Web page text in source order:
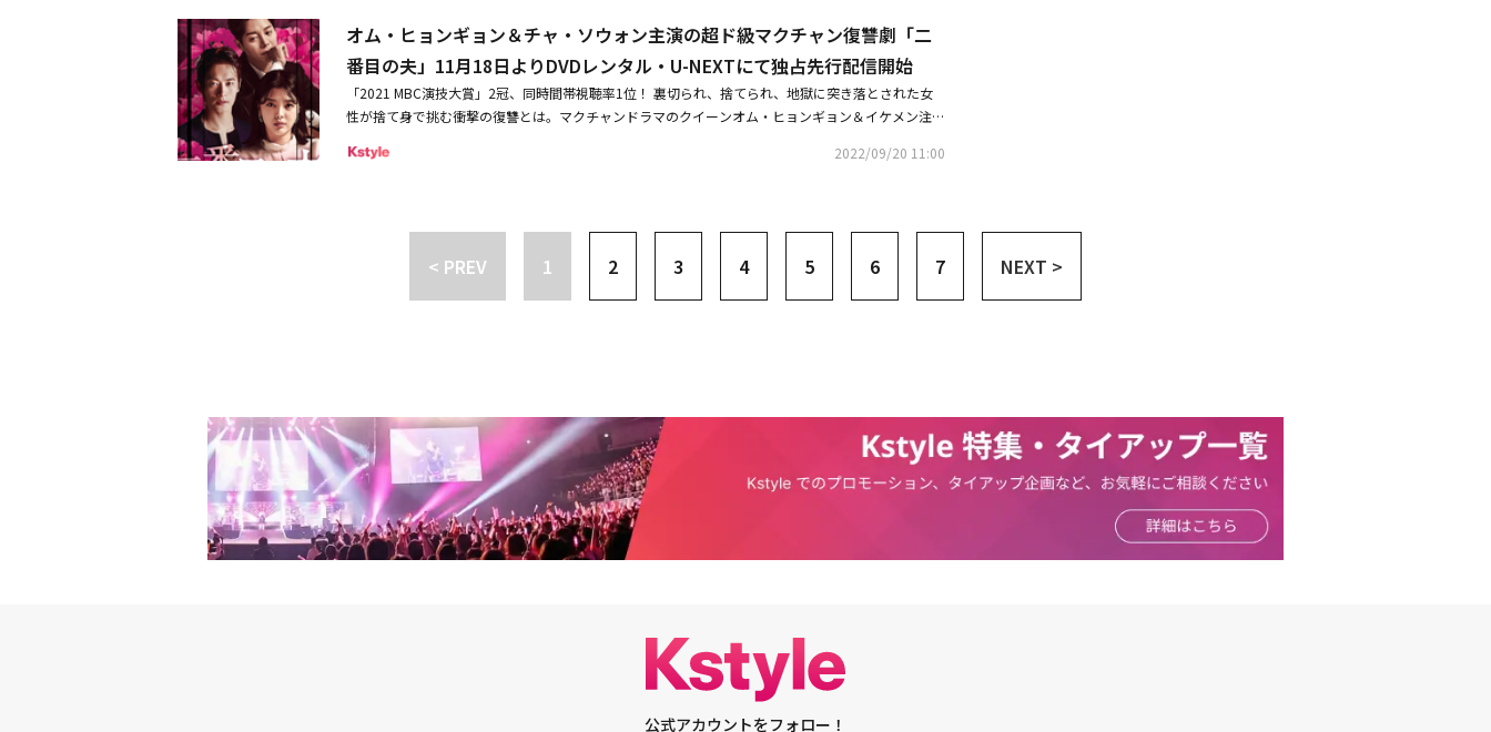
「暴力女」と思い込む最悪の出会いだったが、徐々に二人の仲は近づいていく。ソナの事情を知り腹
違いの妹ジェギョンの悪事を知った時、ソナの復讐の協力者に、そして恋人へと関係は発展してい
く。だが、ジェミンが「二番目の夫」になるには、越えることのできない障害がひそんでいた。4年
後、ソナが仮釈放されて出獄する。流産を隠すためにフランスに渡っていたジェギョンとサンヒョク
は、財閥のトップであるジェギョンの父を騙すため養子を実子だと偽り帰国する。また、ジェミンも
米国支社から帰国し、ついにジェギョンとサンヒョクに対するソナの復讐戦が幕を開ける。秘密と
息子のジェミン、ジェギョンとサンヒョクの娘夫妻を屋敷に住まわせ、夕食は屋敷の食堂で共にす
捨ててそれを助ける者、血縁を信じた者の没落。最終話まで、まさに目が離せないドラマだ。執筆：
大塚毅彦（翻訳家）■リリース情報「二番目の夫」U-NEXTにて独占先行配信中◯レンタルDVDVol.1
～27好評リリース中3月3日（金）Vol.28～36リリース以降Vol.54まで順次リリース発売・販売元：N
BCユニバーサル・エンターテイメント（C）2021MBC【キャスト】オム・ヒョンギョン「復讐の花
束をあなたに」「ファイティン♡ガール！～Miss Lee～」チャ・ソウォン「ファイティン♡ガール！
～Miss Lee～」ハン・ギウン「最後まで愛」「推理の女王」オ・スンア「秘密と嘘」「不滅の恋人」
イアリー」放送日時：【＃1～＃8】1/2（月）後6:00～【＃9～＃16（終）】1/3（火）後6:00～全1
6話 ※#1、＃2は無料放送 / スカパー！番組配信出演：ユン・シユン、チョン・インソン、パク・ソ
ンフン、イ・ハヌィ、ファン・ヒョウン「二番目の夫」※ベーシック初放送放送日時：1/9（月）ス
タート！ 毎週（月）～（金）後11:30～ 他全150話 / スカパー！番組配信出演：オム・ヒョンギョ
ン、チャ・ソウォン、ハン・ギウン、オ・スンア「Oh！ご主人様～恋が出来ない僕とカノジョの同
居生活～」※ベーシック初放送放送日時：1/10（火）スタート！ 毎週（火）（水）後3:20～ 他全16
話 / スカパー！番組配信出演：イ・ミンギ、ナナ（AFTERSCHOOL）、カン・ミンヒョク（CNBLU
「アンダーカバー（原題）」放送日時：1/12（木）スタート！ 毎週（水）～（金）後0:00～全16話
/ スカパー！番組配信出演：チ・ジニ、キム・ヒョンジュ、ヨン・ウジン、ハン・ソナ、ホ・ジュ
ッキ】朝の韓ドラ放送日時：1/24（火）スタート！ 毎週（月）～（金）前7:00～全21話 ※再放送な
された。本作でヒロインを演じるのは、「被告人」「復讐の花束をあなたに」など復讐劇のヒット作
でお馴染みのオム・ヒョンギョン。愛らしい女性から魔性の女に変身し、一人二役で別人の仮面をか
ぶって復讐相手を翻弄するなど、毎回見せる痛烈な反撃ぶりに視聴者からのエールが殺到！ 彼女を
支える心優しい青年を演じるのは、「ファイティン♡ガール！～Miss Lee～」以来オム・ヒョンギョ
ウォンが出ているから見る」というファンが急増するほど大ブレイク！ ミュージカルで活躍する彼
（ハン・ギウン）と2人だけの結婚式を挙げ、子供も授かったソナ（オム・ヒョンギョン）。ところ
がサンヒョクは彼女を捨てて、財閥の令嬢ジェギョン（オ・スンア）と結婚。追い討ちをかけるよう
讐、陰謀に次ぐ陰謀と、毎回、想像を遥かに超えたローラーコースター展開が視聴者を釘付けにし
て、同時間帯視聴率1位を記録！ 復讐と2度目のロマンスを巡って波瀾万丈のストーリーが暴走する
ドロドロ復讐エンターテイメントの最新傑作がついに登場！裏切られ、捨てられ、地獄に突き落とさ
れた女性が捨て身で挑む衝撃の復讐劇「二番目の夫」は11月18日リリース。■リリース情報「二番
目の夫」Vol.1～9 2022年11月18日（金）レンタル開始以降、Vol.54 まで順次リリース※U-NEXT
にて11月18日（金）より独占先行配信開始！発売・販売元：NBCユニバーサル・エンターテイメン
ト©2021MBC公式サイト：https://kandera.jp/sp/nibanme/予告編：https://youtu.be/RyiJLtcSshc
ョンギョン）が殺人の容疑で逮捕される衝撃的なシーンから始まる第1話。刑務所に入れられたソナ
は、必ず真犯人を見つけ出し無念を晴らすと誓うが。明るくて正義感のあるソナは、まだ籍は入れて
いない夫ムン・サンヒョク（ハン・ギウン）との間に息子を授かり、サンヒョクの母ヤン・マルジャ
（チェ・ジヨン）と同居していた。ソナが陣痛で病院に運ばれた日、会社の飲み会に出たサンヒョク
は、女性上司のユン・ジェギョン（オ・スンア）の誘惑に負けて、不倫をしていたのだった。あると
き、デパートで女性がスリに遭っているところを見かけたソナは、財布を奪い返すが犯人を逃してし
8：2話収録／ほか：3話収録・Vol.10～18（24～45話）2023年1月6日（金）レンタル開始※Vol.1
／韓国放送：2021.8.9～2022.4.5／MBC発売・販売元：NBCユニバーサル・エンターテイメント
（C）2021MBC※11月18日（金）よりU-NEXTにて独占先行配信開始！■関連サイト「二番目の夫」
公式サイト：https://kandera.jp/sp/nibanme/
オム・ヒョンギョン＆チャ・ソウォン主演の超ド級マクチャン復讐劇「二
番目の夫」11月18日よりDVDレンタル・U-NEXTにて独占先行配信開始
「2021 MBC演技大賞」2冠、同時間帯視聴率1位！ 裏切られ、捨てられ、地獄に突き落とされた女
性が捨て身で挑む衝撃の復讐とは――。マクチャンドラマのクイーンオム・ヒョンギョン＆イケメン注目
と起きる韓国特有のドラマのこと）の爽快・痛快な魅力満載、愛と裏切りの超ド級復讐劇「二番目の
が離せない、愛憎復讐エンターテイメントの最高傑作だ。愛するサンヒョクと2人だけの結婚式を挙
討ちをかけるように、ジェギョンはソナに次々と罠を仕掛け、彼女の大切なもの全てを奪いとる。幸
せを根こそぎ奪われ死ぬより辛い地獄に落とされたソナは、死の淵から蘇ると、ジェギョンとサンヒ
走する、ドロドロ復讐エンターテイメントの最新傑作がついに登場。主演2人が「MBC演技大賞」で
最優秀演技賞をダブル受賞！ヒロインを演じるのは、「被告人」「復讐の花束をあなたに」など復讐
劇のヒット作でお馴染みのオム・ヒョンギョン。愛らしい女性から魔性の女に変身し、一人二役で別
人の仮面をかぶって復讐相手を翻弄するなど、毎回見せる痛烈な反撃ぶりに視聴者からのエールが殺
到！彼女を支える心優しい青年を演じるのは、「ファイティン♡ガール！～Miss Lee～」以来、オ
ム・ヒョンギョンとは2度目の共演となるチェ・ソウォン。本作では凛々しいイケメンぶりを発揮し
て、「チャ・ソウォンが出ているから見る」というファンが急増するほど大ブレイク！ ミュージカ
技賞をダブル受賞という快挙を達成した。（＊）グッドデータコーポレーション調べ＜非ドラマ出演
者話題性＞マクチャンが進化！破壊力MAXの衝撃バトルにハマる視聴者続出本作は、メガヒット作
「ピンクのリップスティック」や「天使の選択」などの脚本家が総力を結集した渾身作。愛憎と復讐
の連鎖がよりパワーアップし、スピード感もさらに倍増！ 主要人物たちに加え、複雑な家族関係を
2022/09/20 11:00
< PREV 1 2 3 4 5 6 7 NEXT >
公式アカウントをフォロー！